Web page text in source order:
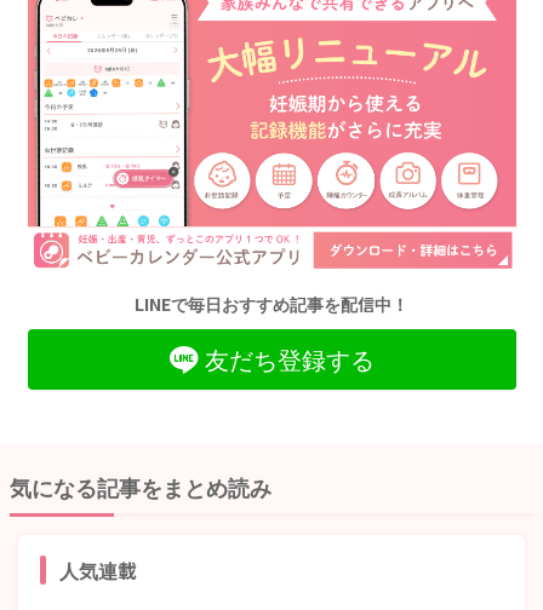
LINEで毎日おすすめ記事を配信中！
友だち登録する
気になる記事をまとめ読み
人気連載